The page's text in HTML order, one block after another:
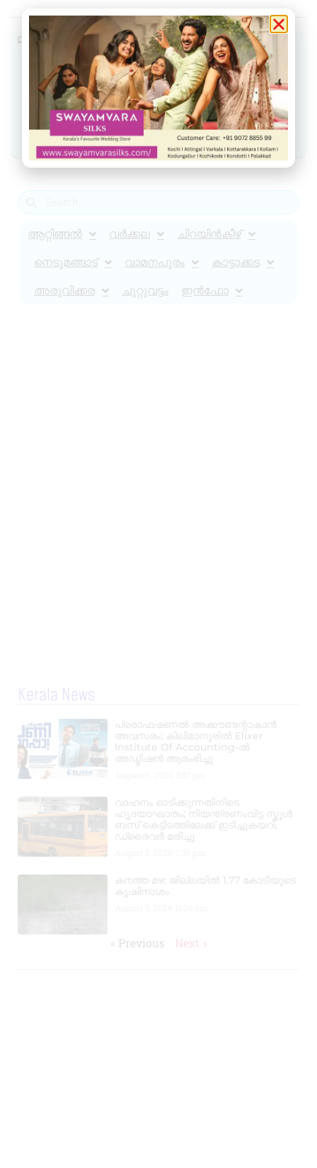
Join our community
Join our Telegram Channel
Join Facebook group
Join WhatsApp Community
ആറ്റിങ്ങൽ വർക്കല ചിറയിൻകീഴ്
നെടുമങ്ങാട് വാമനപുരം കാട്ടാക്കട
അരുവിക്കര ചുറ്റുവട്ടം ഇൻഫോ
Kerala News
പ്രൊഫഷണൽ അക്കൗണ്ടന്റാകാൻ
അവസരം; കിലിമാനൂരിൽ Elixer
Institute Of Accounting-ൽ
അഡ്മിഷൻ ആരംഭിച്ചു
വാഹനം ഓടിക്കുന്നതിനിടെ
ഹൃദയാഘാതം; നിയന്ത്രണംവിട്ട സ്കൂൾ
ബസ് കെട്ടിടത്തിലേക്ക് ഇടിച്ചുകയറി,
ഡ്രൈവർ മരിച്ചു
കനത്ത മഴ: ജില്ലയിൽ 1.77 കോടിയുടെ
കൃഷിനാശം
« Previous Next »